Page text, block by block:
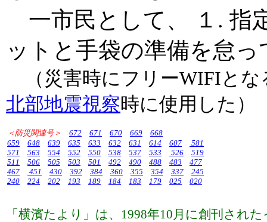
一市民として、 １. 指
ットと手袋の準備を怠
（災害時にフリーWIFIとな
北部地震視察時に使用した）
＜防災関連号＞ 672 671 670 669
668
659
648 639 635 633 632 631 614 607
581
571
563 554 552 550 538 537 533 526
519
511
506 505 503 501 492 490 488 483
477
467
451 430 392 384 360 355 354 337
245
240
224 202 193 189 184 183 179 025 020
「横濱たより」は、1998年10月に創刊され